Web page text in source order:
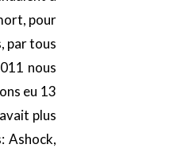
pour
par tous
nous
eu 13
plus
Ashock,